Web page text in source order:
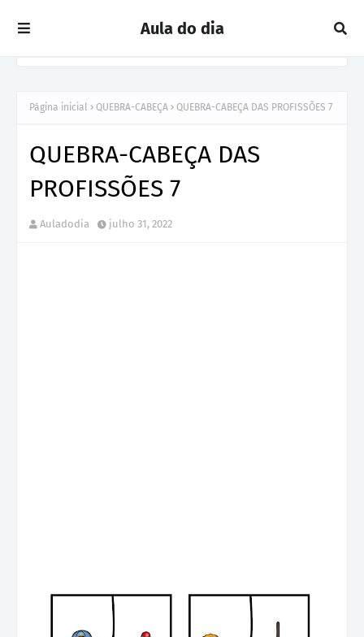
Aula do dia
Página inicial QUEBRA-CABEÇA QUEBRA-CABEÇA DAS PROFISSÕES 7
QUEBRA-CABEÇA DAS
PROFISSÕES 7
Auladodia julho 31, 2022